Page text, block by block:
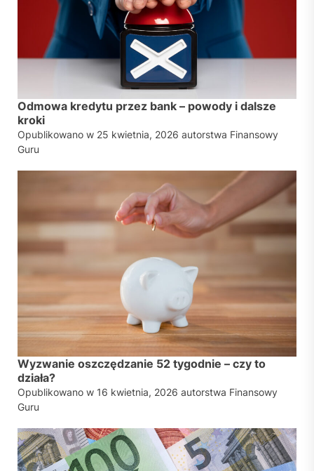
Odmowa kredytu przez bank – powody i dalsze
kroki
Opublikowano w 25 kwietnia, 2026 autorstwa Finansowy
Guru
Wyzwanie oszczędzanie 52 tygodnie – czy to
działa?
Opublikowano w 16 kwietnia, 2026 autorstwa Finansowy
Guru